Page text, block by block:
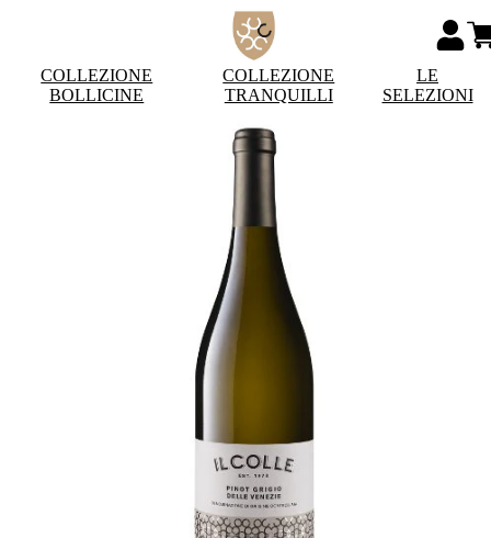
COLLEZIONE
BOLLICINE
COLLEZIONE
TRANQUILLI
LE
SELEZIONI